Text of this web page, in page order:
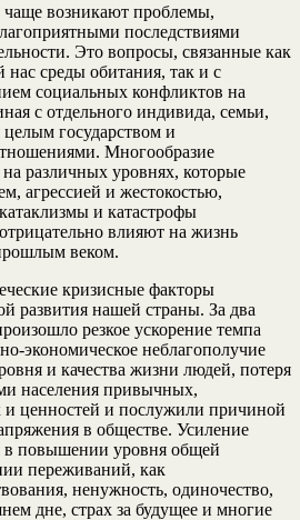
возникают проблемы,
последствиями
Это вопросы, связанные как
среды обитания, так и с
социальных конфликтов на
с отдельного индивида, семьи,
целым государством и
Многообразие
различных уровнях, которые
агрессией и жестокостью,
и катастрофы
влияют на жизнь
веком.
кризисные факторы
развития нашей страны. За два
резкое ускорение темпа
экономическое неблагополучие
и качества жизни людей, потеря
населения привычных,
и ценностей и послужили причиной
в обществе. Усиление
в повышении уровня общей
переживаний, как
ненужность, одиночество,
дне, страх за будущее и многие